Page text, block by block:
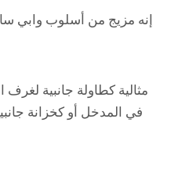
إنه مزيج من أسلوب وابي
مثالية كطاولة جانبية
في المدخل أو كخزانة